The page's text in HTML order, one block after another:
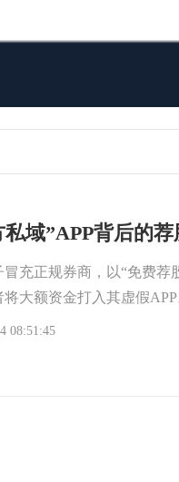
域”APP背后的
冒充正规券商，以“免费荐
大额资金打入其虚假APP
08:51:45